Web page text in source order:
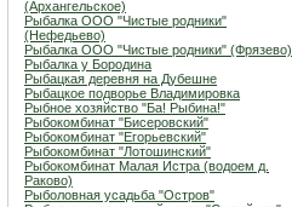
(Архангельское)
Рыбалка ООО "Чистые родники"
(Нефедьево)
Рыбалка ООО "Чистые родники" (Фрязево)
Рыбалка у Бородина
Рыбацкая деревня на Дубешне
Рыбацкое подворье Владимировка
Рыбное хозяйство "Ба! Рыбина!"
Рыбокомбинат "Бисеровский"
Рыбокомбинат "Егорьевский"
Рыбокомбинат "Лотошинский"
Рыбокомбинат Малая Истра (водоем д.
Раково)
Рыболовная усадьба "Остров"